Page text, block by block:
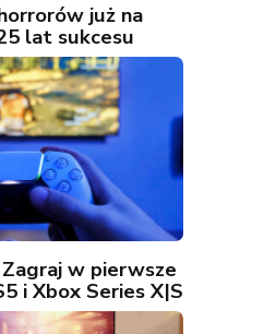
już na
lat sukcesu
w pierwsze
i Xbox Series X|S